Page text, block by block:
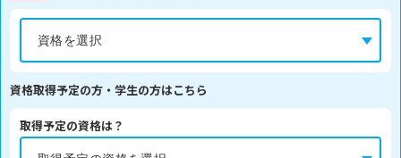
資格取得予定の方・学生の方はこちら
取得予定の資格は？